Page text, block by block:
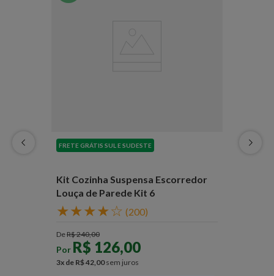
FRETE GRÁTIS SUL E SUDESTE
Kit Cozinha Suspensa Escorredor
Louça de Parede Kit 6
★★★★☆ (200)
DeR$240,00
Por R$ 126,00
3x de R$42 00sem juros